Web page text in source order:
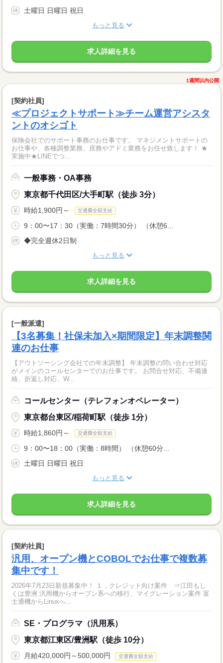
土曜日 日曜日 祝日
もっと見る
求人詳細を見る
1週間以内公開
[契約社員]
≪プロジェクトサポート≫チーム運営アシスタ
ントのオシゴト
保険会社でのサポート事務のお仕事です。 マネジメントサポートの
お仕事や、各種調整業務、庶務やアドミ業務をお任せ致します！ ★
実施中★LINEでつ...
一般事務・OA事務
東京都千代田区/大手町駅（徒歩 3分）
時給1,900円～ 交通費全額支給
9：00〜17：30（実働：7時間30分） （休憩6...
◆完全週休2日制
もっと見る
求人詳細を見る
[一般派遣]
【3名募集！社保未加入×期間限定】年末調整関
連のお仕事
【アウトソーシング会社での年末調整】 年末調整の問い合わせ対応
がメインのコールセンターでのお仕事です。 お問合せ対応、不備連
絡、折返し対応、W...
コールセンター（テレフォンオペレーター）
東京都台東区/稲荷町駅（徒歩 1分）
時給1,860円～ 交通費全額支給
9：00〜18：00（実働：8時間） （休憩60分...
土曜日 日曜日 祝日
もっと見る
求人詳細を見る
[契約社員]
汎用、オープン機とCOBOLでお仕事で複数募
集中です！
2026年7月23日新規募集中！ １，クレジット向け案件 ⇒江田もし
くは豊洲 汎用機からオープン系への移行、マイグレーション案件 富
士通機からLinuxへ...
SE・プログラマ（汎用系）
東京都江東区/豊洲駅（徒歩 10分）
月給420,000円～500,000円 交通費全額支給